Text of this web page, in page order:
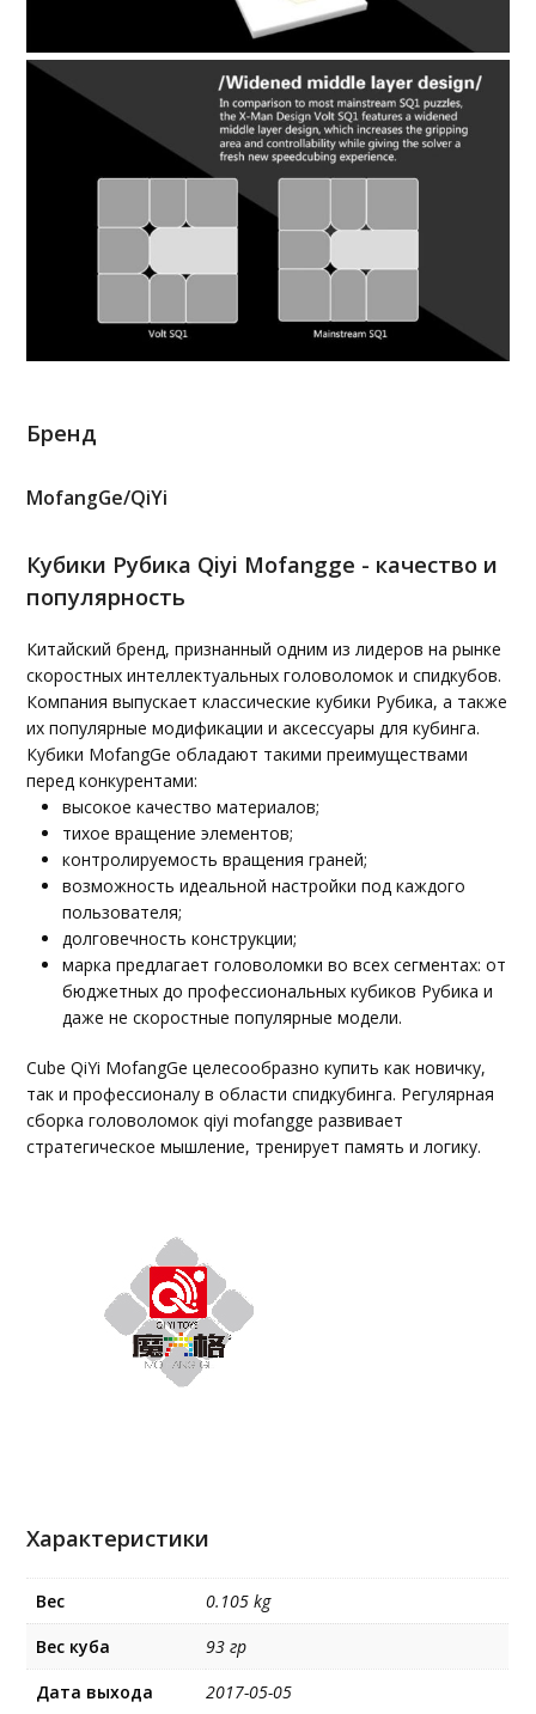
Бренд
MofangGe/QiYi
Кубики Рубика Qiyi Mofangge - качество и
популярность
Китайский бренд, признанный одним из лидеров на рынке
скоростных интеллектуальных головоломок и спидкубов.
Компания выпускает классические кубики Рубика, а также
их популярные модификации и аксессуары для кубинга.
Кубики MofangGe обладают такими преимуществами
перед конкурентами:
высокое качество материалов;
тихое вращение элементов;
контролируемость вращения граней;
возможность идеальной настройки под каждого
пользователя;
долговечность конструкции;
марка предлагает головоломки во всех сегментах: от
бюджетных до профессиональных кубиков Рубика и
даже не скоростные популярные модели.
Cube QiYi MofangGe целесообразно купить как новичку,
так и профессионалу в области спидкубинга. Регулярная
сборка головоломок qiyi mofangge развивает
стратегическое мышление, тренирует память и логику.
Характеристики
Вес
0.105 kg
Вес куба
93 гр
Дата выхода
2017-05-05